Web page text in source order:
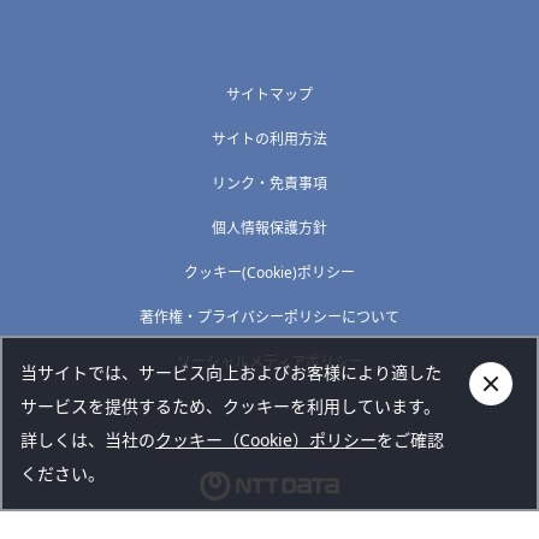
サイトマップ
サイトの利用方法
リンク・免責事項
個人情報保護方針
クッキー(Cookie)ポリシー
著作権・プライバシーポリシーについて
ソーシャルメディアポリシー
当サイトでは、サービス向上およびお客様により適した
サービスを提供するため、クッキーを利用しています。
詳しくは、当社のクッキー（Cookie）ポリシーをご確認
ください。